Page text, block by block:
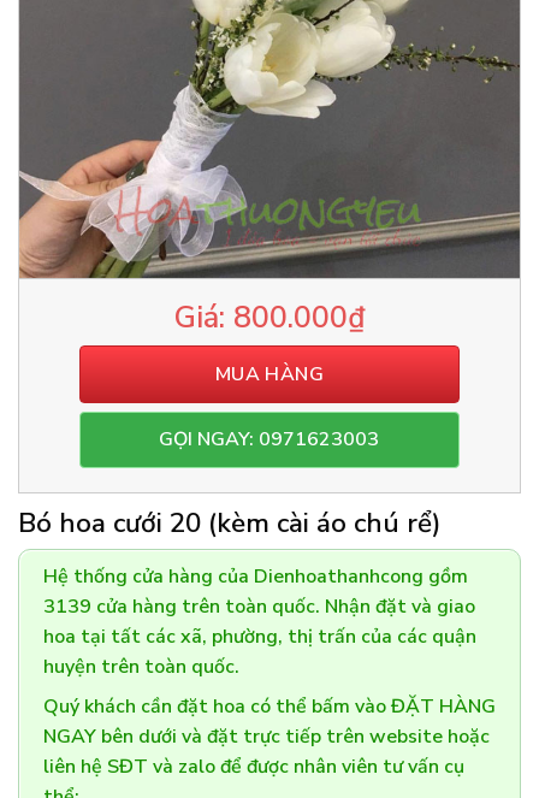
800.000₫
MUA HÀNG
GỌI NGAY: 0971623003
Bó hoa cưới 20 (kèm cài áo chú rể)
Hệ thống cửa hàng của Dienhoathanhcong gồm
3139 cửa hàng trên toàn quốc. Nhận đặt và giao
hoa tại tất các xã, phường, thị trấn của các quận
huyện trên toàn quốc.
Quý khách cần đặt hoa có thể bấm vào ĐẶT HÀNG
NGAY bên dưới và đặt trực tiếp trên website hoặc
liên hệ SĐT và zalo để được nhân viên tư vấn cụ